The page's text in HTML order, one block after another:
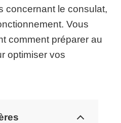
concernant le consulat,
Vous
comment préparer au
optimiser vos